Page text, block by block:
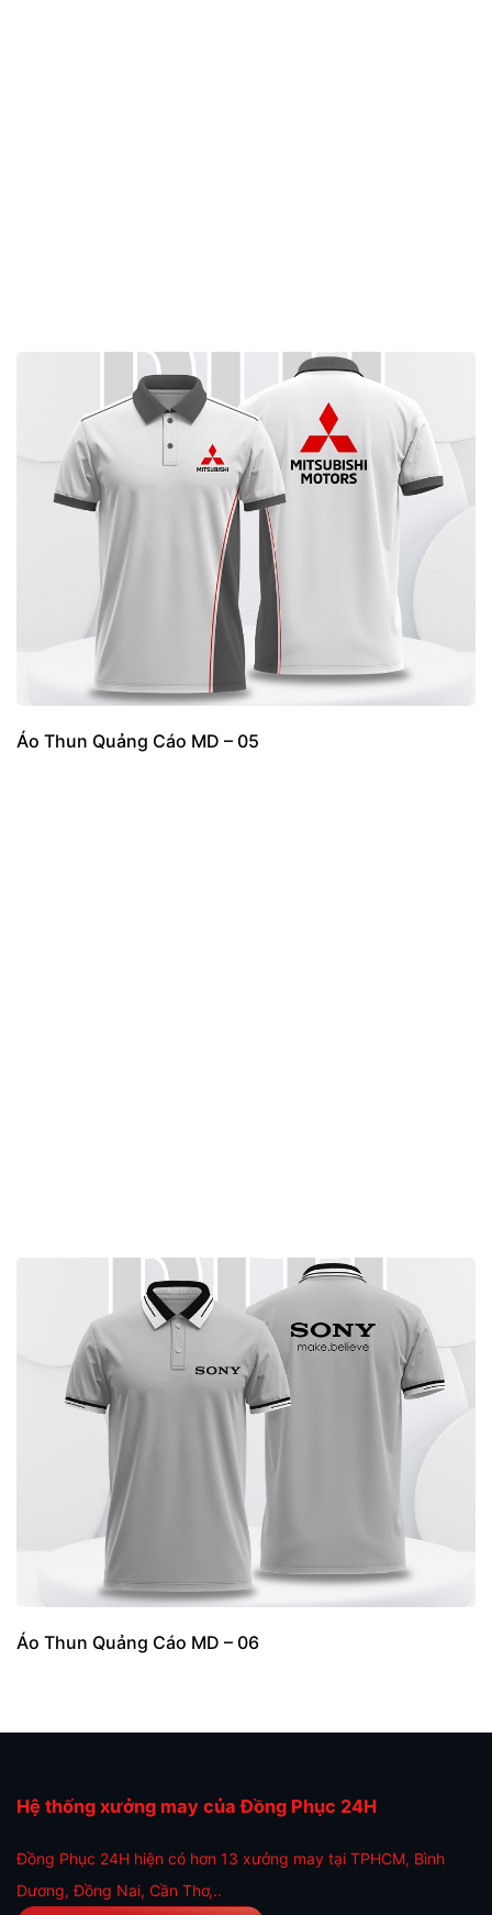
Áo Thun Quảng Cáo MD – 05
Áo Thun Quảng Cáo MD – 06
Hệ thống xưởng may của Đồng Phục 24H
Đồng Phục 24H hiện có hơn 13 xưởng may tại TPHCM, Bình
Dương, Đồng Nai, Cần Thơ,..